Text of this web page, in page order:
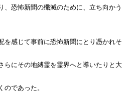
、恐怖新聞の殲滅のために、立ち向かう
を感じて事前に恐怖新聞にとり憑かれそ
らにその地縛霊を霊界へと導いたりと大
であった。